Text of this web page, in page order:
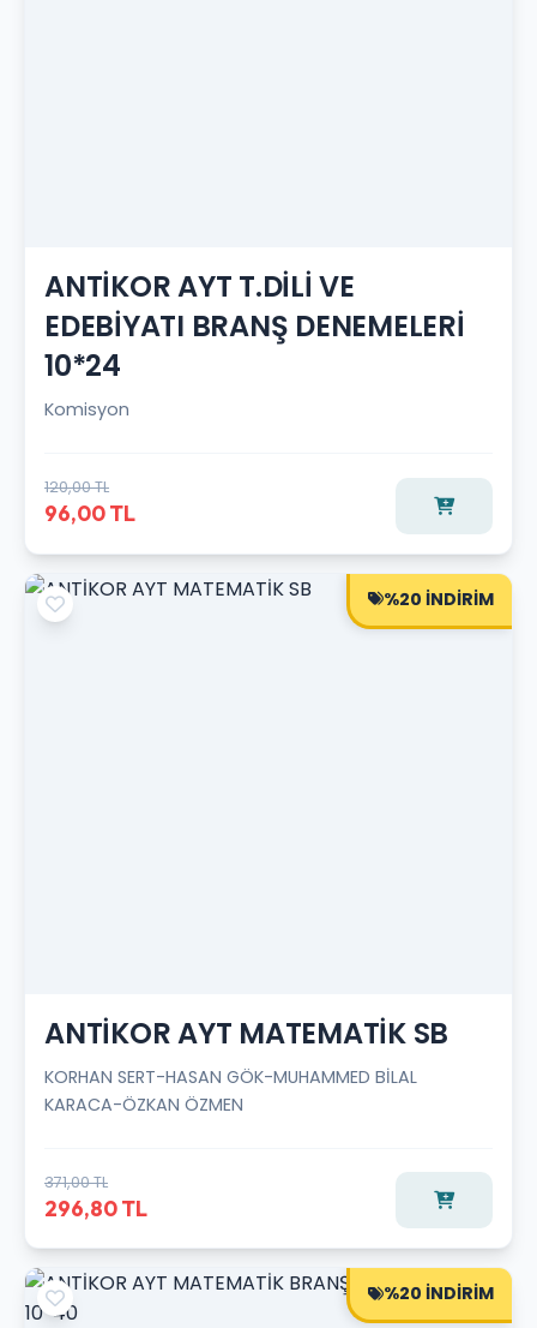
ANTİKOR AYT T.DİLİ VE
EDEBİYATI BRANŞ DENEMELERİ
10*24
Komisyon
120,00 TL
96,00 TL
%20 İNDİRİM
ANTİKOR AYT MATEMATİK SB
KORHAN SERT-HASAN GÖK-MUHAMMED BİLAL
KARACA-ÖZKAN ÖZMEN
371,00 TL
296,80 TL
%20 İNDİRİM